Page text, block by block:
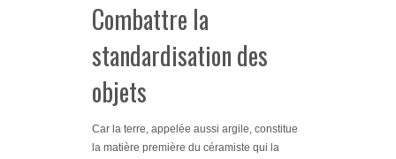
Combattre la
standardisation des
objets
Car la terre, appelée aussi argile, constitue
la matière première du céramiste qui la